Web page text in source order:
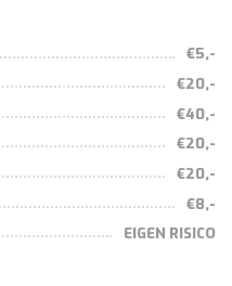
€5,-
€20,-
€40,-
€20,-
€20,-
€8,-
EIGEN RISICO